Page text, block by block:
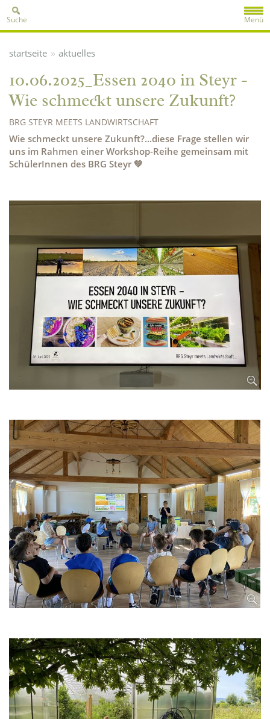
Menü
Suche
startseite » aktuelles
10.06.2025_Essen 2040 in Steyr -
Wie schmeckt unsere Zukunft?
BRG STEYR MEETS LANDWIRTSCHAFT
Wie schmeckt unsere Zukunft?...diese Frage stellen wir
uns im Rahmen einer Workshop-Reihe gemeinsam mit
SchülerInnen des BRG Steyr 💚